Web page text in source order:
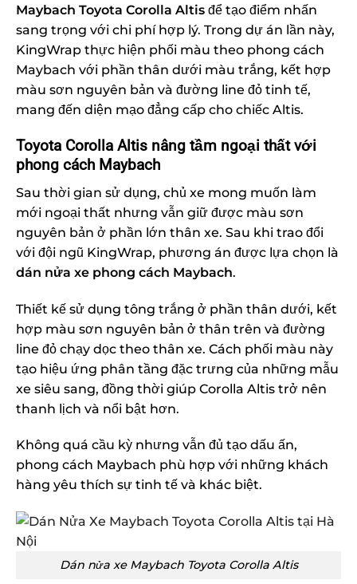
Maybach Toyota Corolla Altis để tạo điểm nhấn
sang trọng với chi phí hợp lý. Trong dự án lần này,
KingWrap thực hiện phối màu theo phong cách
Maybach với phần thân dưới màu trắng, kết hợp
màu sơn nguyên bản và đường line đỏ tinh tế,
mang đến diện mạo đẳng cấp cho chiếc Altis.
Toyota Corolla Altis nâng tầm ngoại thất với
phong cách Maybach
Sau thời gian sử dụng, chủ xe mong muốn làm
mới ngoại thất nhưng vẫn giữ được màu sơn
nguyên bản ở phần lớn thân xe. Sau khi trao đổi
với đội ngũ KingWrap, phương án được lựa chọn là
dán nửa xe phong cách Maybach.
Thiết kế sử dụng tông trắng ở phần thân dưới, kết
hợp màu sơn nguyên bản ở thân trên và đường
line đỏ chạy dọc theo thân xe. Cách phối màu này
tạo hiệu ứng phân tầng đặc trưng của những mẫu
xe siêu sang, đồng thời giúp Corolla Altis trở nên
thanh lịch và nổi bật hơn.
Không quá cầu kỳ nhưng vẫn đủ tạo dấu ấn,
phong cách Maybach phù hợp với những khách
hàng yêu thích sự tinh tế và khác biệt.
Dán nửa xe Maybach Toyota Corolla Altis